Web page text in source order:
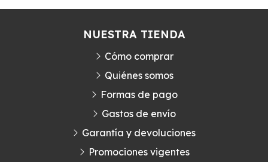
NUESTRA TIENDA
Cómo comprar
Quiénes somos
Formas de pago
Gastos de envío
Garantía y devoluciones
Promociones vigentes